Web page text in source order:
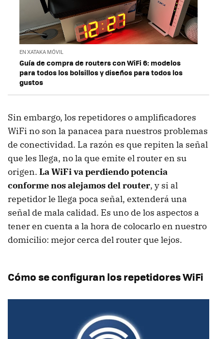
EN XATAKA MÓVIL
Guía de compra de routers con WiFi 6: modelos
para todos los bolsillos y diseños para todos los
gustos
Sin embargo, los repetidores o amplificadores
WiFi no son la panacea para nuestros problemas
de conectividad. La razón es que repiten la señal
que les llega, no la que emite el router en su
origen. La WiFi va perdiendo potencia
conforme nos alejamos del router, y si al
repetidor le llega poca señal, extenderá una
señal de mala calidad. Es uno de los aspectos a
tener en cuenta a la hora de colocarlo en nuestro
domicilio: mejor cerca del router que lejos.
Cómo se configuran los repetidores WiFi